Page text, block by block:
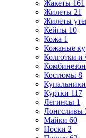
Жакеты 161
Жилеты 21
Жилеты
Кейпы 10
Кожа 1
Кожаные
Колготки и
Костюмы 8
Купальники
Куртки 117
Легинсы 1
Лонгсливы
Майки 60
Носки 2